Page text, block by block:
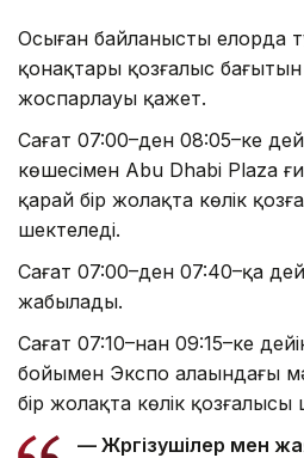
Осыған байланысты елорда
қонақтары қозғалыс
жоспарлауы қажет.
Сағат 07:00–ден 08:05–ке
көшесімен Abu Dhabi Plaza
қарай бір жолақта көлік
шектеледі.
Сағат 07:00–ден 07:40–қа
жабылады.
Сағат 07:10–нан 09:15–ке
бойымен Экспо алаңындағы
бір жолақта көлік қозғалысы
— Жүргізушілер мен